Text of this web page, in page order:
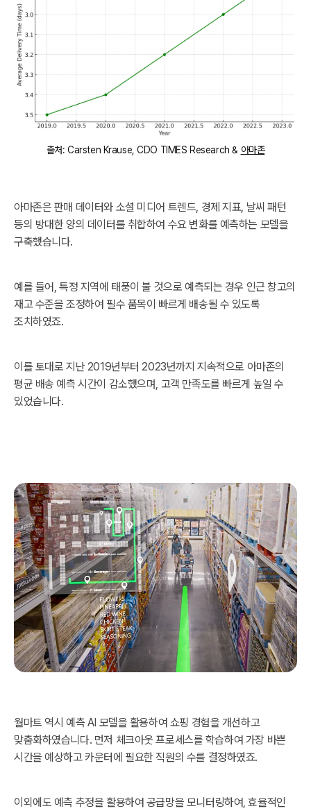
출처: Carsten Krause, CDO TIMES Research & 아마존
아마존은 판매 데이터와 소셜 미디어 트렌드, 경제 지표, 날씨 패턴
등의 방대한 양의 데이터를 취합하여 수요 변화를 예측하는 모델을
구축했습니다.
예를 들어, 특정 지역에 태풍이 불 것으로 예측되는 경우 인근 창고의
재고 수준을 조정하여 필수 품목이 빠르게 배송될 수 있도록
조치하였죠.
이를 토대로 지난 2019년부터 2023년까지 지속적으로 아마존의
평균 배송 예측 시간이 감소했으며, 고객 만족도를 빠르게 높일 수
있었습니다.
월마트 역시 예측 AI 모델을 활용하여 쇼핑 경험을 개선하고
맞춤화하였습니다. 먼저 체크아웃 프로세스를 학습하여 가장 바쁜
시간을 예상하고 카운터에 필요한 직원의 수를 결정하였죠.
이외에도 예측 추정을 활용하여 공급망을 모니터링하여, 효율적인